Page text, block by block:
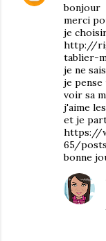
bonjour
merci
je
http://
tablier-
je ne
je
voir sa
j'aime
et je
https://
65/
bonne